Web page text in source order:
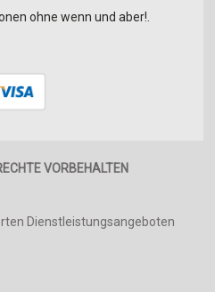
ohne wenn und aber!.
VORBEHALTEN
Dienstleistungsangeboten